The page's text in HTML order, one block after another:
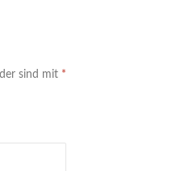
sind mit *